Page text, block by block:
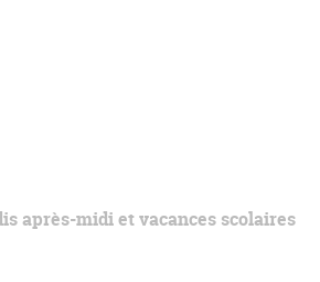
après-midi et vacances scolaires